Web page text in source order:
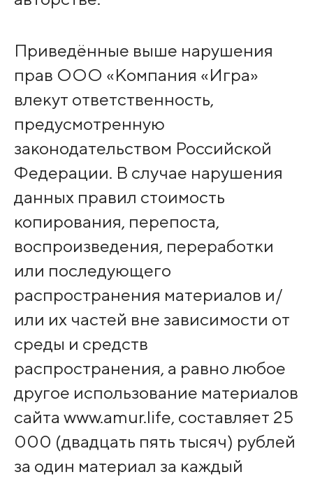
Приведённые выше нарушения
прав ООО «Компания «Игра»
влекут ответственность,
предусмотренную
законодательством Российской
Федерации. В случае нарушения
данных правил стоимость
копирования, перепоста,
воспроизведения, переработки
или последующего
распространения материалов и/
или их частей вне зависимости от
среды и средств
распространения, а равно любое
другое использование материалов
сайта www.amur.life, составляет 25
000 (двадцать пять тысяч) рублей
за один материал за каждый